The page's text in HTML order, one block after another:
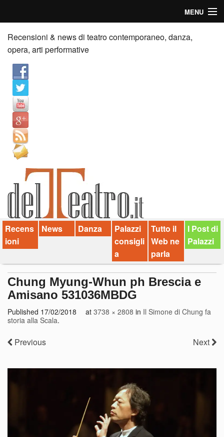
MENU
Home
Recensioni
Anticipazioni
News
Palazzi consiglia
Video
Chi siamo
Contatti
dT in English
Recensioni & news di teatro contemporaneo, danza,
opera, arti performative
Recens
ioni
News Danza
Palazzi
consigli
a
Tutto il
Web ne
parla
I Post di
Palazzi
Chung Myung-Whun ph Brescia e
Amisano 531036MBDG
Published 17/02/2018 at 3738 × 2808 in Il Simone di Chung fa
storia alla Scala.
Previous Next